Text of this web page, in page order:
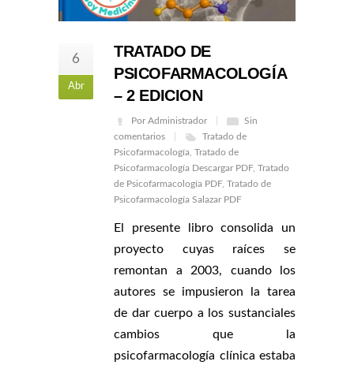
6
Abr
TRATADO DE
PSICOFARMACOLOGÍA
– 2 EDICION
Por Administrador
Sin
comentarios
Tratado de
Psicofarmacología Tratado de
Psicofarmacología Descargar PDF, Tratado
de Psicofarmacología PDF, Tratado de
Psicofarmacología Salazar PDF
El presente libro consolida un
proyecto cuyas raíces se
remontan a 2003, cuando los
autores se impusieron la tarea
de dar cuerpo a los sustanciales
cambios que la
psicofarmacología clínica estaba